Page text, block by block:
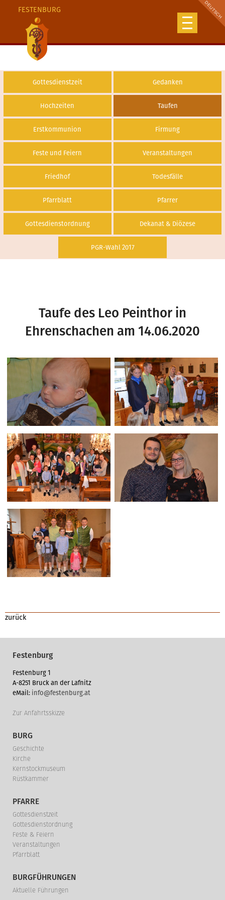
FESTENBURG
Gottesdienstzeit Gedanken
Hochzeiten Taufen
Erstkommunion Firmung
Feste und Feiern Veranstaltungen
Friedhof Todesfälle
Pfarrblatt Pfarrer
Gottesdienstordnung Dekanat & Diözese
PGR-Wahl 2017
Taufe des Leo Peinthor in
Ehrenschachen am 14.06.2020
zurück
Festenburg
Festenburg 1
A-8251 Bruck an der Lafnitz
eMail: info@festenburg.at
Zur Anfahrtsskizze
BURG
Geschichte
Kirche
Kernstockmuseum
Rüstkammer
PFARRE
Gottesdienstzeit
Gottesdienstordnung
Feste & Feiern
Veranstaltungen
Pfarrblatt
BURGFÜHRUNGEN
Aktuelle Führungen